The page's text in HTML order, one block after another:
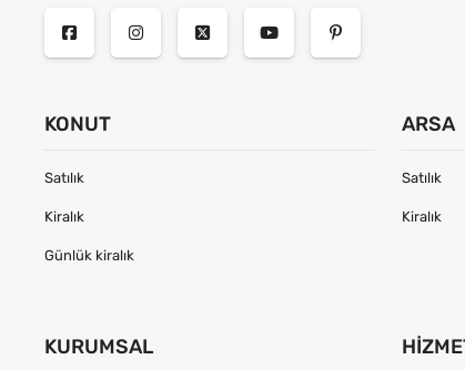
KONUT
Satılık
Kiralık
Günlük kiralık
ARSA
Satılık
Kiralık
KURUMSAL